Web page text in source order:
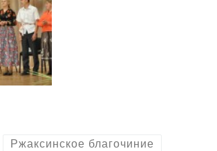
Ржаксинское благочиние